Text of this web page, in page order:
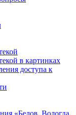
в картинках
доступа к
«Белов. Вологда.